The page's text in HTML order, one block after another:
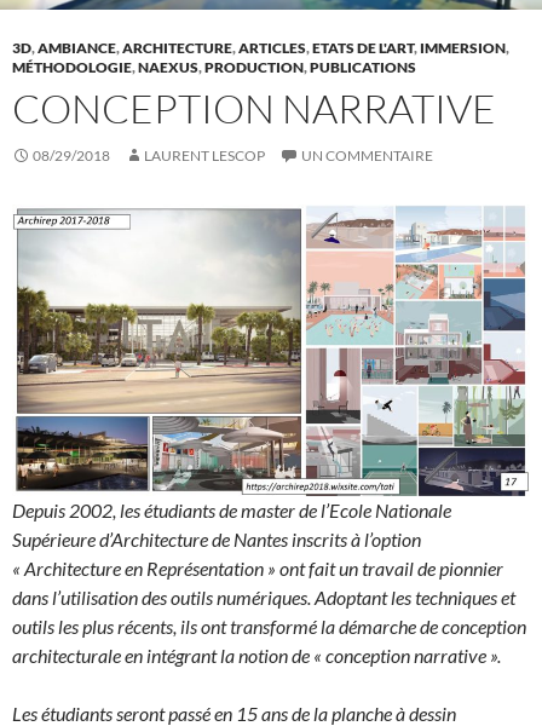
3D,AMBIANCE,ARCHITECTURE,ARTICLES,ETATS DE L'ART, IMMERSION,
MÉTHODOLOGIE,NAEXUS,PRODUCTION,PUBLICATIONS
CONCEPTION NARRATIVE
08/29/2018 LAURENT LESCOP UN COMMENTAIRE
Depuis 2002, les étudiants de master de l’Ecole Nationale
Supérieure d’Architecture de Nantes inscrits à l’option
« Architecture en Représentation » ont fait un travail de pionnier
dans l’utilisation des outils numériques. Adoptant les techniques et
outils les plus récents, ils ont transformé la démarche de conception
architecturale en intégrant la notion de « conception narrative ».
Les étudiants seront passé en 15 ans de la planche à dessin